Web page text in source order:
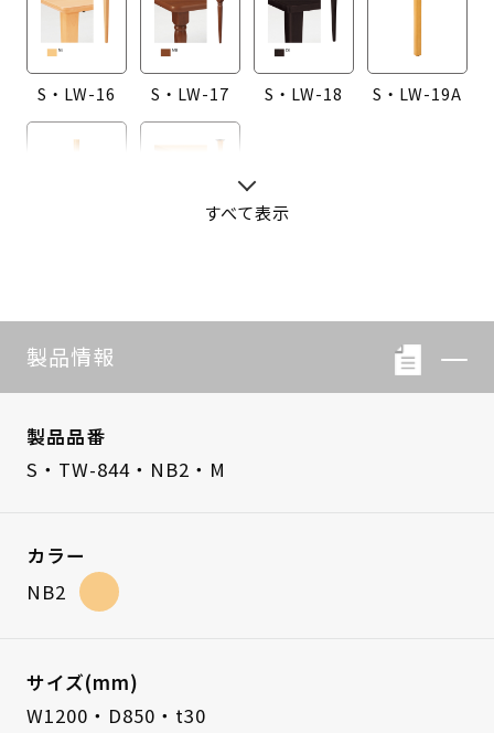
S・LW-16 S・LW-17 S・LW-18 S・LW-19A
すべて表示
製品情報
製品品番
S・TW-844・NB2・M
カラー
NB2
サイズ(mm)
W1200・D850・t30